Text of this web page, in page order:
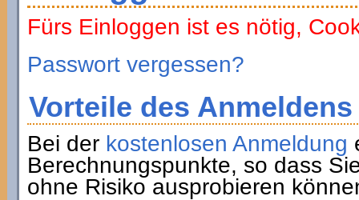
Fürs Einloggen ist es nötig,
Passwort vergessen?
Vorteile des Anmeldens
Bei der kostenlosen Anmeldung
Berechnungspunkte, so dass
ohne Risiko ausprobieren